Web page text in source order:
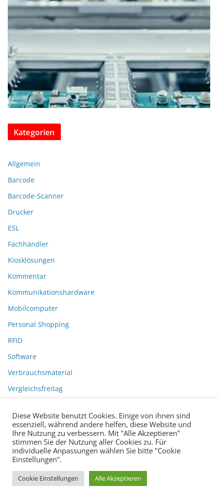
Kategorien
Allgemein
Barcode
Barcode-Scanner
Drucker
ESL
Fachhändler
Kiosklösungen
Kommentar
Kommunikationshardware
Mobilcomputer
Personal Shopping
RFID
Software
Verbrauchsmaterial
Vergleichsfreitag
Copyright © 2026BarcodeBlog
Diese Website benutzt Cookies. Einige von ihnen sind
essenziell, während andere helfen, diese Website und
Ihre Nutzung zu verbessern. Mit "Alle Akzeptieren"
stimmen Sie der Nutzung aller Cookies zu. Für
individuelle Anpassungen wählen Sie bitte "Cookie
Einstellungen".
Cookie Einstellungen Alle Akzeptieren